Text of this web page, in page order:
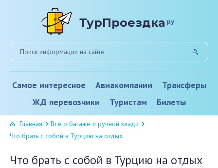
ТурПроездка ру
Самое интересное Авиакомпании
Трансферы
ЖД перевозчики
Туристам Билеты
Главная
Все о багаже и ручной клади
Что брать с собой в Турцию на отдых
Что брать с собой в Турцию на отдых